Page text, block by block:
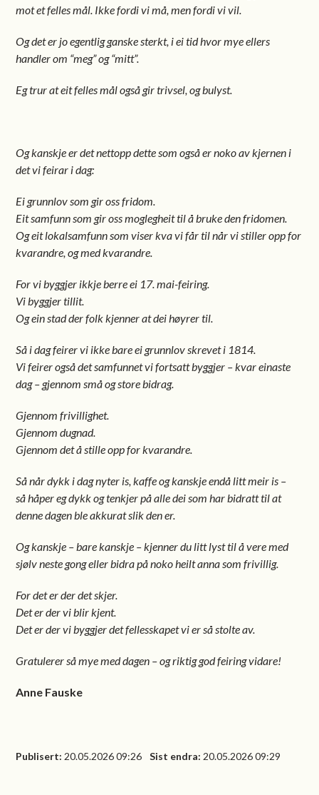
mot et felles mål. Ikke fordi vi må, men fordi vi vil.
Og det er jo egentlig ganske sterkt, i ei tid hvor mye ellers
handler om “meg” og “mitt”.
Eg trur at eit felles mål også gir trivsel, og bulyst.
Og kanskje er det nettopp dette som også er noko av kjernen i
det vi feirar i dag:
Ei grunnlov som gir oss fridom.
Eit samfunn som gir oss moglegheit til å bruke den fridomen.
Og eit lokalsamfunn som viser kva vi får til når vi stiller opp for
kvarandre, og med kvarandre.
For vi byggjer ikkje berre ei 17. mai-feiring.
Vi byggjer tillit.
Og ein stad der folk kjenner at dei høyrer til.
Så i dag feirer vi ikke bare ei grunnlov skrevet i 1814.
Vi feirer også det samfunnet vi fortsatt byggjer – kvar einaste
dag – gjennom små og store bidrag.
Gjennom frivillighet.
Gjennom dugnad.
Gjennom det å stille opp for kvarandre.
Så når dykk i dag nyter is, kaffe og kanskje endå litt meir is –
så håper eg dykk og tenkjer på alle dei som har bidratt til at
denne dagen ble akkurat slik den er.
Og kanskje – bare kanskje – kjenner du litt lyst til å vere med
sjølv neste gong eller bidra på noko heilt anna som frivillig.
For det er der det skjer.
Det er der vi blir kjent.
Det er der vi byggjer det fellesskapet vi er så stolte av.
Gratulerer så mye med dagen – og riktig god feiring vidare!
Anne Fauske
Publisert 20.05.2026 09:26 Sist endra 20.05.2026 09:29